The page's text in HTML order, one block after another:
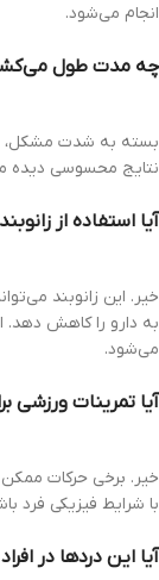
انجام می‌شود.
چه مدت طول می‌کشد
نتایج محسوسی دیده
آیا استفاده از
خیر. این زانوبند
به دارو را کاهش دهد.
می‌شود.
آیا تمرینات ورزشی
خیر. برخی حرکات
با شرایط فیزیکی فرد
آیا این دردها در